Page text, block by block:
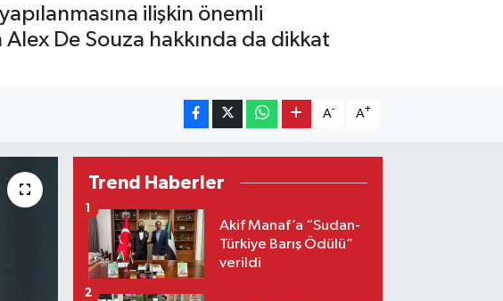
ilişkin önemli
De Souza hakkında da dikkat
A- A+
Trend Haberler
Akif Manaf’a “Sudan-
Türkiye Barış Ödülü”
verildi
1
2